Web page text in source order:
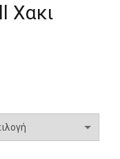
Χακι